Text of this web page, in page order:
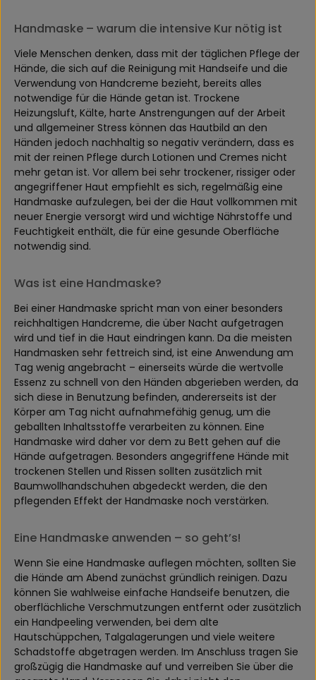
Handmaske – warum die intensive Kur nötig ist
Viele Menschen denken, dass mit der täglichen Pflege der
Hände, die sich auf die Reinigung mit Handseife und die
Verwendung von Handcreme bezieht, bereits alles
notwendige für die Hände getan ist. Trockene
Heizungsluft, Kälte, harte Anstrengungen auf der Arbeit
und allgemeiner Stress können das Hautbild an den
Händen jedoch nachhaltig so negativ verändern, dass es
mit der reinen Pflege durch Lotionen und Cremes nicht
mehr getan ist. Vor allem bei sehr trockener, rissiger oder
angegriffener Haut empfiehlt es sich, regelmäßig eine
Handmaske aufzulegen, bei der die Haut vollkommen mit
neuer Energie versorgt wird und wichtige Nährstoffe und
Feuchtigkeit enthält, die für eine gesunde Oberfläche
notwendig sind.
Was ist eine Handmaske?
Bei einer Handmaske spricht man von einer besonders
reichhaltigen Handcreme, die über Nacht aufgetragen
wird und tief in die Haut eindringen kann. Da die meisten
Handmasken sehr fettreich sind, ist eine Anwendung am
Tag wenig angebracht – einerseits würde die wertvolle
Essenz zu schnell von den Händen abgerieben werden, da
sich diese in Benutzung befinden, andererseits ist der
Körper am Tag nicht aufnahmefähig genug, um die
geballten Inhaltsstoffe verarbeiten zu können. Eine
Handmaske wird daher vor dem zu Bett gehen auf die
Hände aufgetragen. Besonders angegriffene Hände mit
trockenen Stellen und Rissen sollten zusätzlich mit
Baumwollhandschuhen abgedeckt werden, die den
pflegenden Effekt der Handmaske noch verstärken.
Eine Handmaske anwenden – so geht’s!
Wenn Sie eine Handmaske auflegen möchten, sollten Sie
die Hände am Abend zunächst gründlich reinigen. Dazu
können Sie wahlweise einfache Handseife benutzen, die
oberflächliche Verschmutzungen entfernt oder zusätzlich
ein Handpeeling verwenden, bei dem alte
Hautschüppchen, Talgalagerungen und viele weitere
Schadstoffe abgetragen werden. Im Anschluss tragen Sie
großzügig die Handmaske auf und verreiben Sie über die